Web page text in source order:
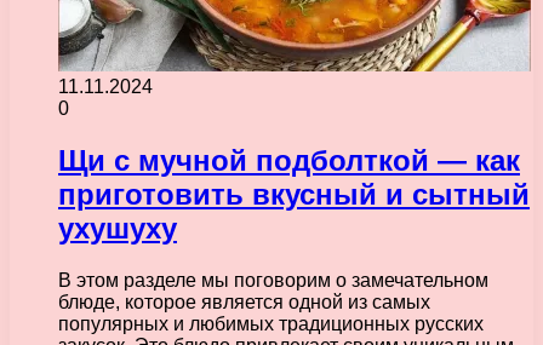
11.11.2024
0
Щи с мучной подболткой — как
приготовить вкусный и сытный
ухушуху
В этом разделе мы поговорим о замечательном
блюде, которое является одной из самых
популярных и любимых традиционных русских